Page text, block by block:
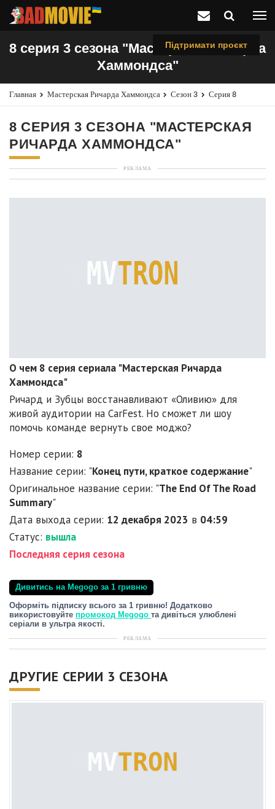
Підтримати проєкт
8 серия 3 сезона "Мастерская Ричарда
Хаммондса"
Главная Мастерская Ричарда Хаммондса Сезон 3 Серия 8
8 СЕРИЯ 3 СЕЗОНА "МАСТЕРСКАЯ
РИЧАРДА ХАММОНДСА"
РЕКЛАМА
О чем 8 серия сериала "Мастерская Ричарда
Хаммондса"
Ричард и Зубцы восстанавливают «Оливию» для
живой аудитории на CarFest. Но сможет ли шоу
помочь команде вернуть свое моджо?
Номер серии: 8
Название серии: "Конец пути, краткое содержание"
Оригинальное название серии: "The End Of The Road
Summary"
Дата выхода серии: 12 декабря 2023 в 04:59
Статус: вышла
Последняя серия сезона
Дивитись на Megogo за 1 гривню
Оформіть підписку всього за 1 гривню! Додатково
використовуйте промокод Megogo та дивіться улюблені
серіали в ультра якості.
РЕКЛАМА
ДРУГИЕ СЕРИИ 3 СЕЗОНА